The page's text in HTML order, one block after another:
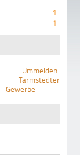
1
1
Ummelden
Tarmstedter
Gewerbe